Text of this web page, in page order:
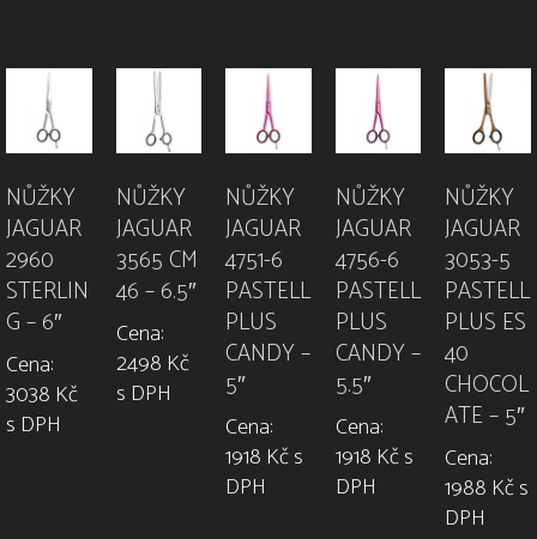
NŮŽKY
JAGUAR
2960
STERLIN
G – 6″
Cena:
3038 Kč
s DPH
NŮŽKY
JAGUAR
3565 CM
46 – 6.5″
Cena:
2498 Kč
s DPH
NŮŽKY
JAGUAR
4751-6
PASTELL
PLUS
CANDY –
5″
Cena:
1918 Kč s
DPH
NŮŽKY
JAGUAR
4756-6
PASTELL
PLUS
CANDY –
5.5″
Cena:
1918 Kč s
DPH
NŮŽKY
JAGUAR
3053-5
PASTELL
PLUS ES
40
CHOCOL
ATE – 5″
Cena:
1988 Kč s
DPH